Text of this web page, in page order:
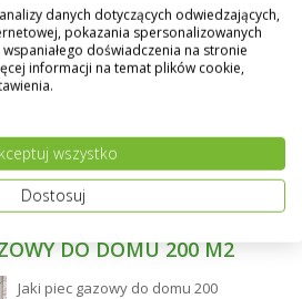
cztery boczne i dwa
(z gwintem
narożniku grzejnika.
DO DOMU 200 M2
Jaki piec gazowy do domu 200
danych dotyczących odwiedzających,
pokazania spersonalizowanych
doświadczenia na stronie
informacji na temat plików cookie,
wszystko
Dostosuj